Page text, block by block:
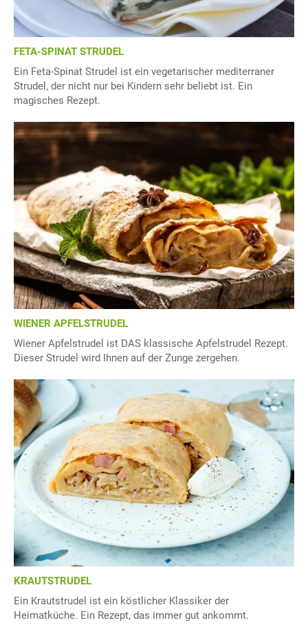
FETA-SPINAT STRUDEL
Ein Feta-Spinat Strudel ist ein vegetarischer mediterraner
Strudel, der nicht nur bei Kindern sehr beliebt ist. Ein
magisches Rezept.
WIENER APFELSTRUDEL
Wiener Apfelstrudel ist DAS klassische Apfelstrudel Rezept.
Dieser Strudel wird Ihnen auf der Zunge zergehen.
KRAUTSTRUDEL
Ein Krautstrudel ist ein köstlicher Klassiker der
Heimatküche. Ein Rezept, das immer gut ankommt.